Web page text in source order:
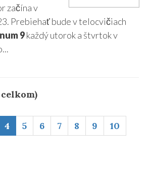
začína v
Prebiehať bude v telocvičiach
9každý utorok a štvrtok v
celkom)
4 5 6 7 8 9
10